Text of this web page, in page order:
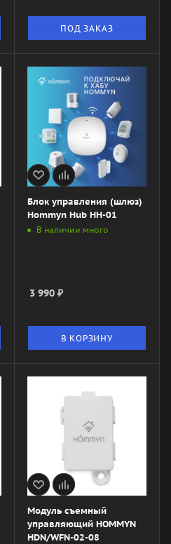
ПОД ЗАКАЗ
Блок управления (шлюз)
Hommyn Hub HH-01
В наличии много
3 990₽
В КОРЗИНУ
Модуль съемный
управляющий HOMMYN
HDN/WFN-02-08